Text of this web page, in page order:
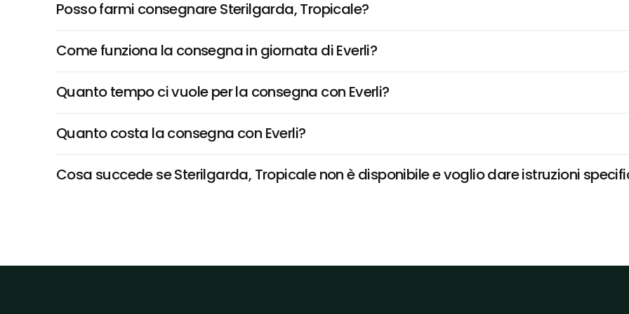
Posso farmi consegnare Sterilgarda, Tropicale?
Come funziona la consegna in giornata di Everli?
Quanto tempo ci vuole per la consegna con Everli?
Quanto costa la consegna con Everli?
Cosa succede se Sterilgarda, Tropicale non è disponibile e voglio dare istruzioni